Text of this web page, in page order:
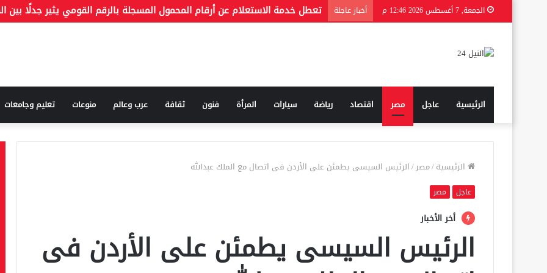
الجمعة, 7 أغسطس 2026 12:46 م أخبار عاجلة
الرئيسية عاجل مصر اقتصاد رياضة سيارات المرأة فنون ثقافة عرب وعالم منوعات تعليم وجامعات
الرئيسية/مصر/الرئيس السيسى يطمئن على الأردن فى اتصال مع الملك عبدالله
عاجل مصر
أخر الأخبار
الرئيس السيسى يطمئن على الأردن فى